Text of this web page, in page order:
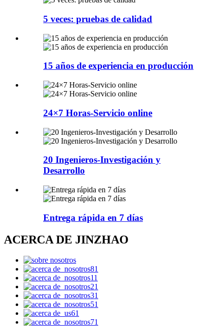
5 veces: pruebas de calidad
15 años de experiencia en producción
24×7 Horas-Servicio online
20 Ingenieros-Investigación y
Desarrollo
Entrega rápida en 7 días
ACERCA DE JINZHAO